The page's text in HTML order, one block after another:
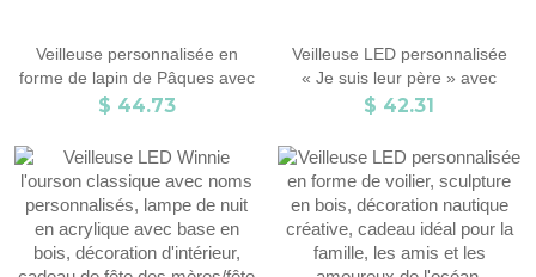
Veilleuse personnalisée en
forme de lapin de Pâques avec
motif de dessin animé mignon,
nom personnalisé et base en
bois, cadeau de Pâques pour
nouveau-nés/enfants
$ 44.73
Veilleuse LED personnalisée
« Je suis leur père » avec
prénoms d'enfants, sabre laser
décoration d'intérieur, cadeau
de fête des pères pour papa
$ 42.31